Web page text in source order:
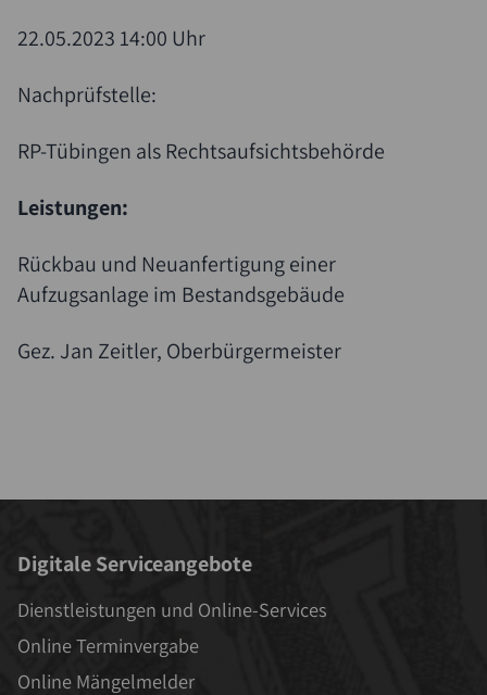
22.05.2023 14:00 Uhr
Nachprüfstelle:
RP-Tübingen als Rechtsaufsichtsbehörde
Leistungen:
Rückbau und Neuanfertigung einer
Aufzugsanlage im Bestandsgebäude
Gez. Jan Zeitler, Oberbürgermeister
Digitale Serviceangebote
Dienstleistungen und Online-Services
Online Terminvergabe
Online Mängelmelder